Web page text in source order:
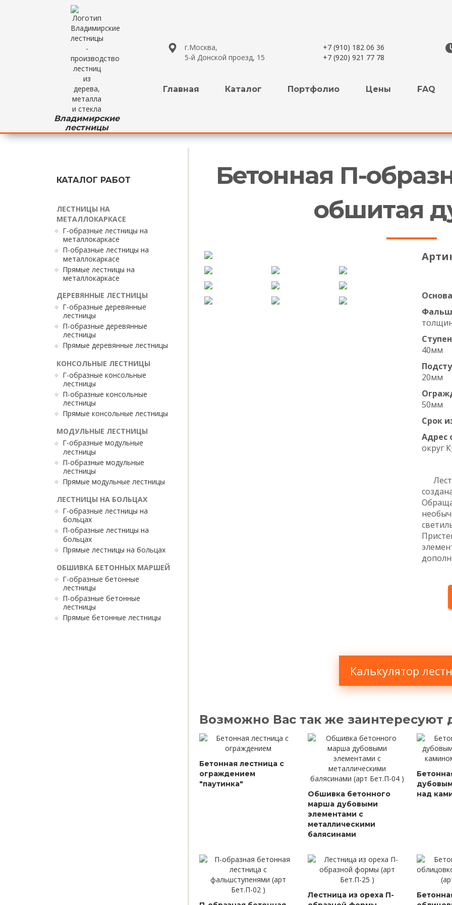
Владимирские
лестницы
г.Москва,
5-й Донской проезд, 15
+7 (910) 182 06 36
+7 (920) 921 77 78
Главная Каталог Портфолио Цены FAQ
КАТАЛОГ РАБОТ
ЛЕСТНИЦЫ НА
МЕТАЛЛОКАРКАСЕ
Г-образные лестницы на
металлокаркасе
П-образные лестницы на
металлокаркасе
Прямые лестницы на
металлокаркасе
ДЕРЕВЯННЫЕ ЛЕСТНИЦЫ
Г-образные деревянные
лестницы
П-образные деревянные
лестницы
Прямые деревянные лестницы
КОНСОЛЬНЫЕ ЛЕСТНИЦЫ
Г-образные консольные
лестницы
П-образные консольные
лестницы
Прямые консольные лестницы
МОДУЛЬНЫЕ ЛЕСТНИЦЫ
Г-образные модульные
лестницы
П-образные модульные
лестницы
Прямые модульные лестницы
ЛЕСТНИЦЫ НА БОЛЬЦАХ
Г-образные лестницы на
больцах
П-образные лестницы на
больцах
Прямые лестницы на больцах
ОБШИВКА БЕТОННЫХ МАРШЕЙ
Г-образные бетонные
лестницы
П-образные бетонные
лестницы
Прямые бетонные лестницы
Бетонная П-
обшитая
40мм
20мм
50мм
Срок
Адрес
округ
Калькулятор
Возможно Вас так же заинтересуют
Бетонная лестница с
ограждением
"паутинка"
Обшивка бетонного
марша дубовыми
элементами с
металлическими
балясинами
над
Лестница из ореха П-